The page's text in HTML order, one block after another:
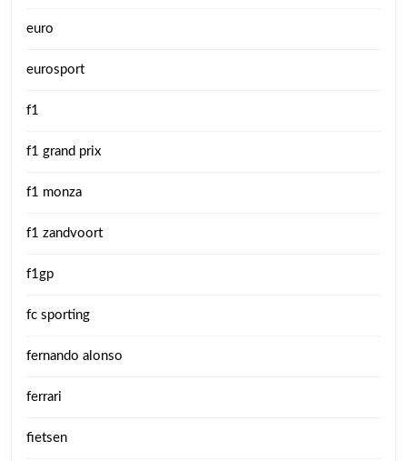
euro
eurosport
f1
f1 grand prix
f1 monza
f1 zandvoort
f1gp
fc sporting
fernando alonso
ferrari
fietsen